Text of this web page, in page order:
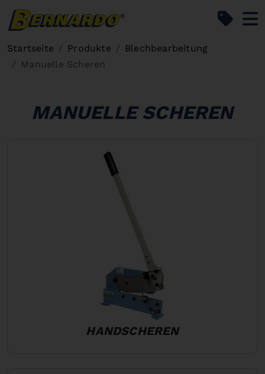
Startseite Produkte
Blechbearbeitung
Manuelle Scheren
MANUELLE SCHEREN
HANDSCHEREN